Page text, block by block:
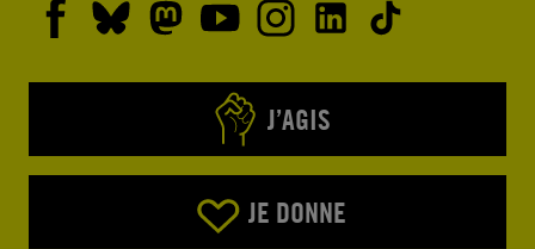
J’AGIS
JE DONNE